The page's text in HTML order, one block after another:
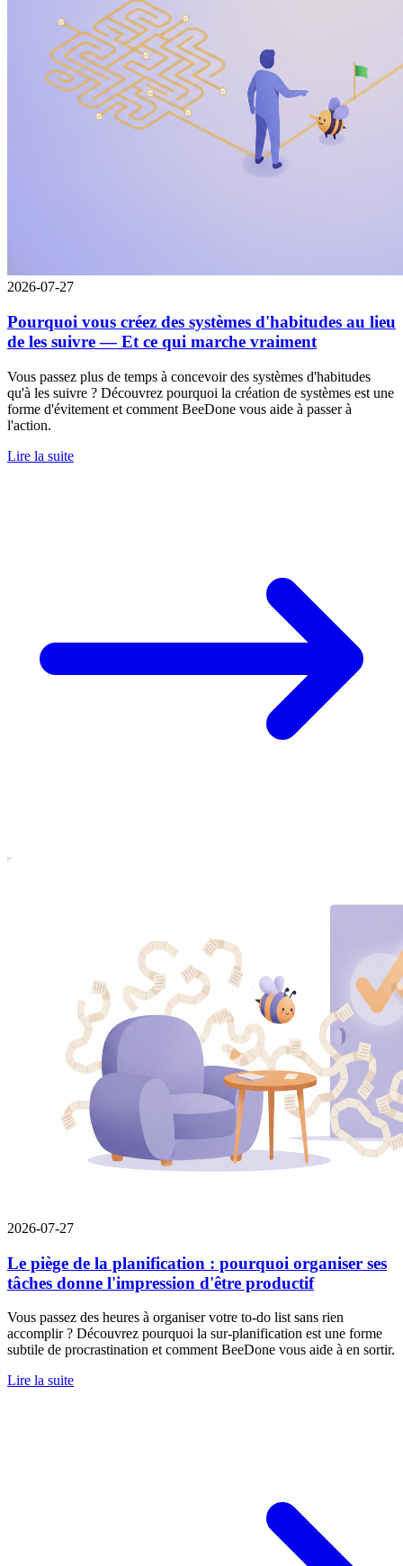
2026-07-27
Pourquoi vous créez des systèmes d'habitudes au lieu
de les suivre — Et ce qui marche vraiment
Vous passez plus de temps à concevoir des systèmes d'habitudes
qu'à les suivre ? Découvrez pourquoi la création de systèmes est une
forme d'évitement et comment BeeDone vous aide à passer à
l'action.
Lire la suite
2026-07-27
Le piège de la planification : pourquoi organiser ses
tâches donne l'impression d'être productif
Vous passez des heures à organiser votre to-do list sans rien
accomplir ? Découvrez pourquoi la sur-planification est une forme
subtile de procrastination et comment BeeDone vous aide à en sortir.
Lire la suite